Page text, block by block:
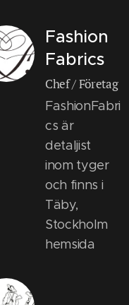
Fashion
Fabrics
Chef / Företag
FashionFabri
cs är
detaljist
inom tyger
och finns i
Täby,
Stockholm
hemsida